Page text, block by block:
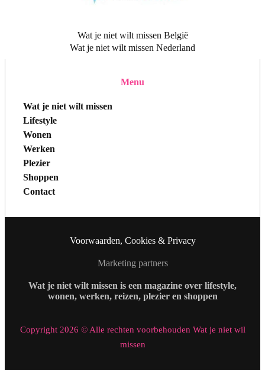
Wat je niet wilt missen België
Wat je niet wilt missen Nederland
Menu
Wat je niet wilt missen
Lifestyle
Wonen
Werken
Plezier
Shoppen
Contact
Voorwaarden, Cookies & Privacy
Marketing partners
Wat je niet wilt missen is een magazine over lifestyle,
wonen, werken, reizen, plezier en shoppen
Copyright 2026 © Alle rechten voorbehouden Wat je niet wil
missen